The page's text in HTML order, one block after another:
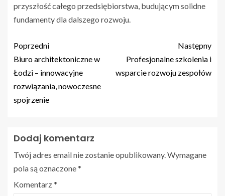
przyszłość całego przedsiębiorstwa, budującym solidne
fundamenty dla dalszego rozwoju.
Poprzedni
Biuro architektoniczne w
Łodzi – innowacyjne
rozwiązania, nowoczesne
spojrzenie
Następny
Profesjonalne szkolenia i
wsparcie rozwoju zespołów
Dodaj komentarz
Twój adres email nie zostanie opublikowany. Wymagane
pola są oznaczone*
Komentarz*